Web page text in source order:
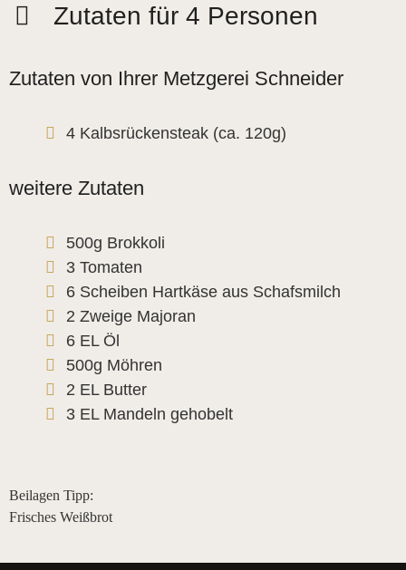
Zutaten für 4 Personen
Zutaten von Ihrer Metzgerei Schneider
4 Kalbsrückensteak (ca. 120g)
weitere Zutaten
500g Brokkoli
3 Tomaten
6 Scheiben Hartkäse aus Schafsmilch
2 Zweige Majoran
6 EL Öl
500g Möhren
2 EL Butter
3 EL Mandeln gehobelt
Beilagen Tipp:
Frisches Weißbrot